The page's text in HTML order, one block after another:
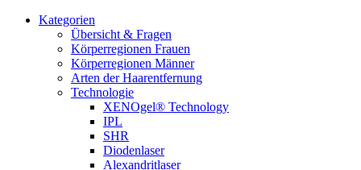
Kategorien
Übersicht & Fragen
Körperregionen Frauen
Körperregionen Männer
Arten der Haarentfernung
Technologie
XENOgel® Technology
IPL
SHR
Diodenlaser
Alexandritlaser